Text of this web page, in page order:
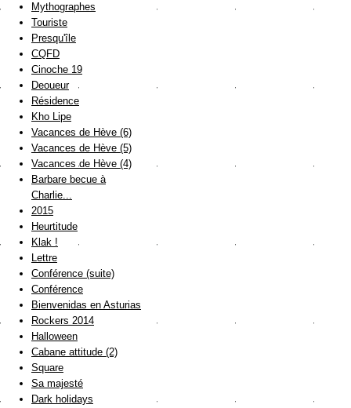
Mythographes
Touriste
Presqu'île
CQFD
Cinoche 19
Deoueur
Résidence
Kho Lipe
Vacances de Hève (6)
Vacances de Hève (5)
Vacances de Hève (4)
Barbare becue à
Charlie...
2015
Heurtitude
Klak !
Lettre
Conférence (suite)
Conférence
Bienvenidas en Asturias
Rockers 2014
Halloween
Cabane attitude (2)
Square
Sa majesté
Dark holidays